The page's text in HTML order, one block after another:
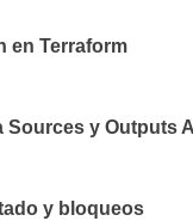
en Terraform
Sources y Outputs
y bloqueos